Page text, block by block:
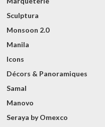
Sculptura
Monsoon 2.0
Manila
Icons
Décors & Panoramiques
Samal
Manovo
Seraya by Omexco